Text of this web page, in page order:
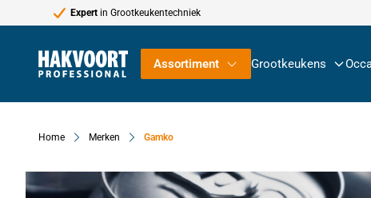
Expert in Grootkeukentechniek
Assortiment Grootkeukens
Home Merken Gamko